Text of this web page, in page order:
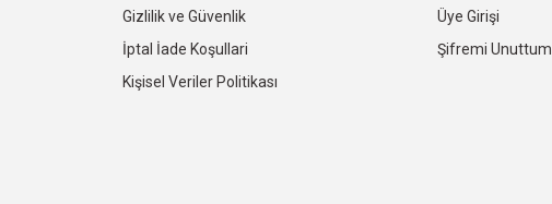
Gizlilik ve Güvenlik
İptal İade Koşullari
Kişisel Veriler Politikası
Üye Girişi
Şifremi Unuttum